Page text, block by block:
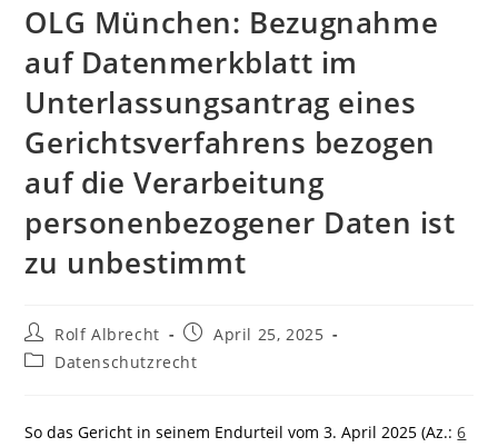
OLG München: Bezugnahme
auf Datenmerkblatt im
Unterlassungsantrag eines
Gerichtsverfahrens bezogen
auf die Verarbeitung
personenbezogener Daten ist
zu unbestimmt
Beitrags-
Autor:
Rolf Albrecht
Beitrag
veröffentlicht:
April 25, 2025
Beitrags-
Datenschutzrecht
So das Gericht in seinem Endurteil vom 3. April 2025 (Az.:6